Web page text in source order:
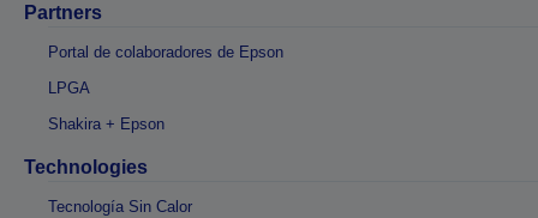
Partners
Portal de colaboradores de Epson
LPGA
Shakira + Epson
Technologies
Tecnología Sin Calor